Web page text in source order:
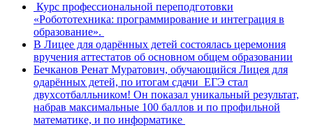
Курс профессиональной переподготовки
«Робототехника: программирование и интеграция в
образование».
В Лицее для одарённых детей состоялась церемония
вручения аттестатов об основном общем образовании
Бечканов Ренат Муратович, обучающийся Лицея для
одарённых детей, по итогам сдачи ЕГЭ стал
двухсотбалльником! Он показал уникальный результат,
набрав максимальные 100 баллов и по профильной
математике, и по информатике